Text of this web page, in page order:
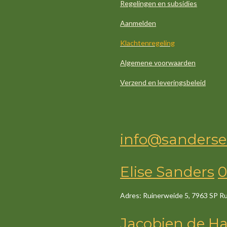
Regelingen en subsidies
Aanmelden
Klachtenregeling
Algemene voorwaarden
Verzend en leveringsbeleid
Elise Sanders
Adres: Ruinerweide 5, 7963 SP
Jacobien de